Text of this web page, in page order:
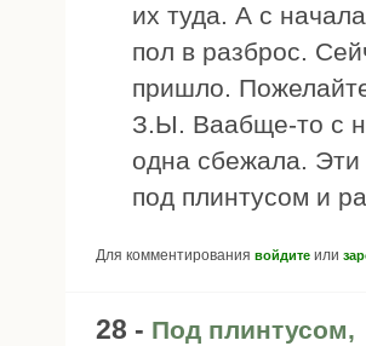
их туда. А с
пол в разброс.
пришло.
З.Ы. Ваабще-то с
одна сбежала. Эти
под плинтусом и
Для комментирования войдите или
28 - Под плинтусом,